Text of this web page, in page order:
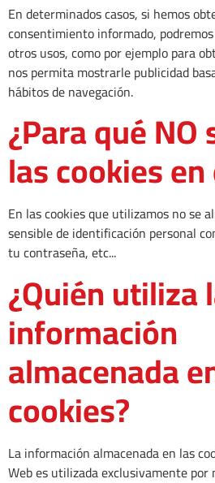
En determinados casos, si hemos
consentimiento informado,
otros usos, como por ejemplo para
nos permita mostrarle publicidad
hábitos de navegación.
¿Para qué
las cookies
En las cookies que utilizamos no se
sensible de identificación personal
tu contraseña, etc...
¿Quién utiliza
información
almacenada
cookies?
La información almacenada en las
Web es utilizada exclusivamente por